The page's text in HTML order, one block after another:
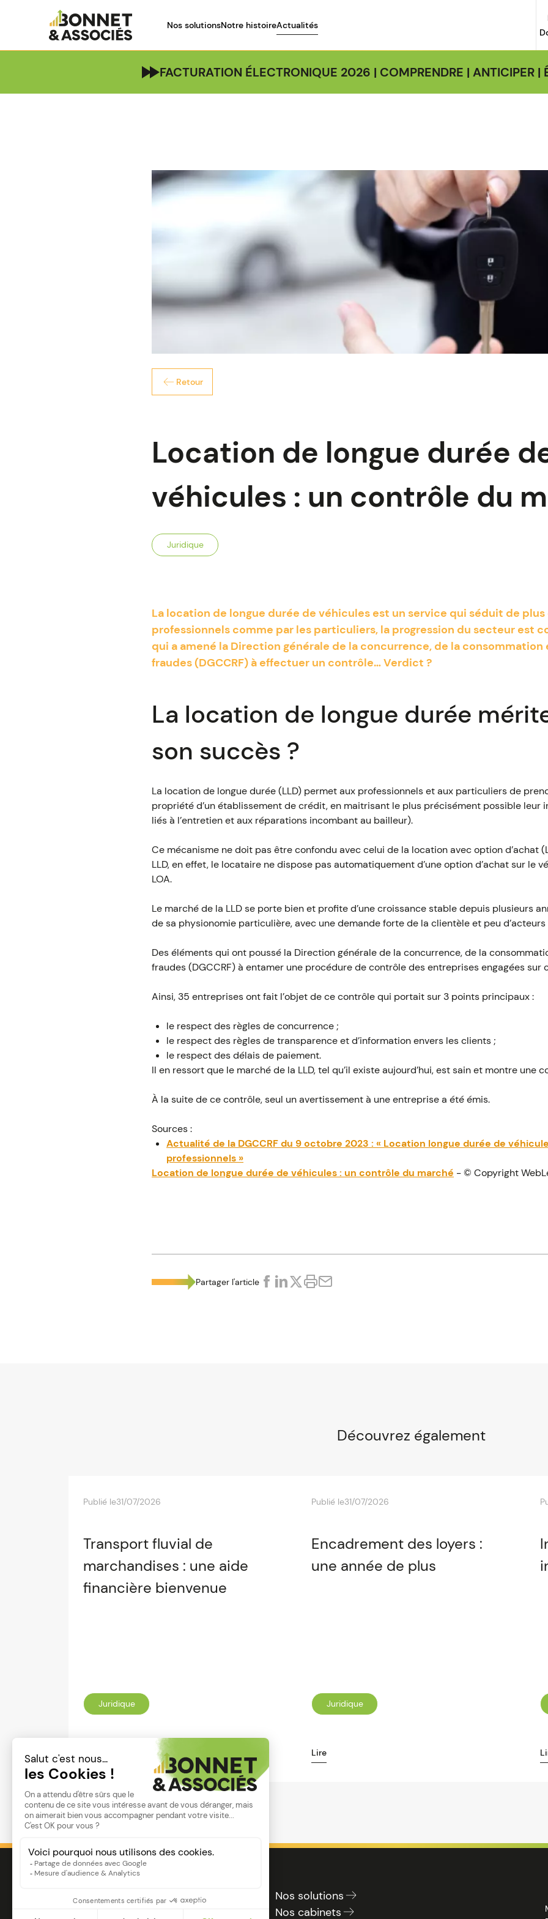
Nos solutionsNotre histoireActualités
FACTURATION ÉLECTRONIQUE 2026 | COMPRENDRE | ANTICIPER |
Retour
Location de longue durée
véhicules : un contrôle du
Juridique
La location de longue durée de véhicules est un service qui séduit de plus
professionnels comme par les particuliers, la progression du secteur est
qui a amené la Direction générale de la concurrence, de la consommation
fraudes (DGCCRF) à effectuer un contrôle… Verdict ?
La location de longue durée
son succès ?
La location de longue durée (LLD) permet aux professionnels et aux particuliers de
propriété d’un établissement de crédit, en maitrisant le plus précisément possible leur
liés à l’entretien et aux réparations incombant au bailleur).
Ce mécanisme ne doit pas être confondu avec celui de la location avec option d’achat
LLD, en effet, le locataire ne dispose pas automatiquement d’une option d’achat sur le
LOA.
Le marché de la LLD se porte bien et profite d’une croissance stable depuis plusieurs
de sa physionomie particulière, avec une demande forte de la clientèle et peu
Des éléments qui ont poussé la Direction générale de la concurrence, de la
fraudes (DGCCRF) à entamer une procédure de contrôle des entreprises engagées sur
Ainsi, 35 entreprises ont fait l’objet de ce contrôle qui portait sur 3 points principaux :
le respect des règles de concurrence ;
le respect des règles de transparence et d’information envers les clients ;
le respect des délais de paiement.
Il en ressort que le marché de la LLD, tel qu’il existe aujourd’hui, est sain et montre une
À la suite de ce contrôle, seul un avertissement à une entreprise a été émis.
Sources :
Actualité de la DGCCRF du 9 octobre 2023 : « Location longue durée de
professionnels »
Location de longue durée de véhicules : un contrôle du marché - © Copyright
Partager l'article
Découvrez également
Publié le31/07/2026
Transport fluvial de
marchandises : une aide
financière bienvenue
Juridique
Publié le31/07/2026
Encadrement des loyers :
une année de plus
Juridique
Lire
Nos solutions
Nos cabinets